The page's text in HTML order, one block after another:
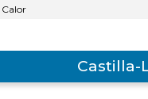
Calor
Castilla-